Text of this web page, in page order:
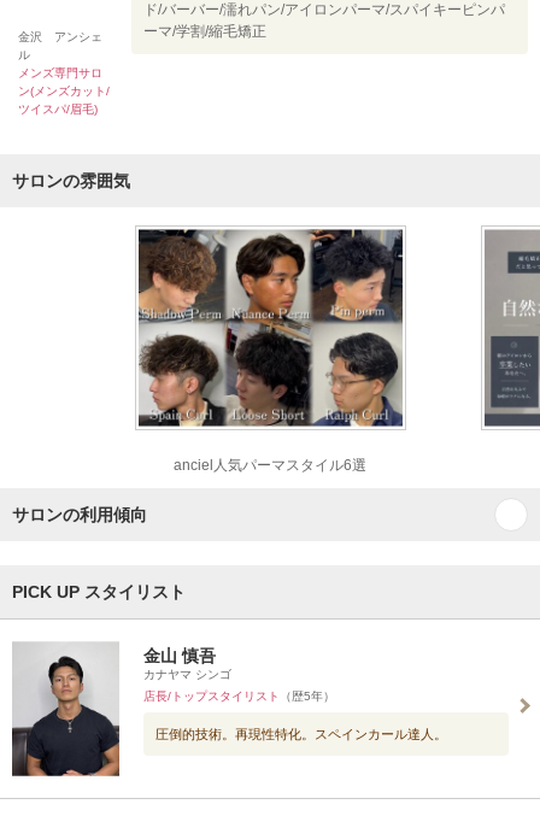
金沢 アンシェ
ル
メンズ専門サロ
ン(メンズカット/
ツイスパ/眉毛)
ド/バーバー/濡れパン/アイロンパーマ/スパイキーピンパ
ーマ/学割/縮毛矯正
サロンの雰囲気
anciel人気パーマスタイル6選
サロンの利用傾向
PICK UP スタイリスト
金山 慎吾
カナヤマ シンゴ
店長/トップスタイリスト
（歴5年）
圧倒的技術。再現性特化。スペインカール達人。